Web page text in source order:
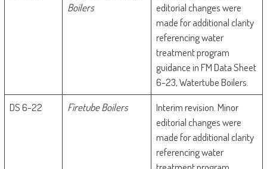
Boilers
editorial changes were
made for additional clarity
referencing water
treatment program
guidance in FM Data Sheet
6-23, Watertube Boilers.
DS 6-22
Firetube Boilers
Interim revision. Minor
editorial changes were
made for additional clarity
referencing water